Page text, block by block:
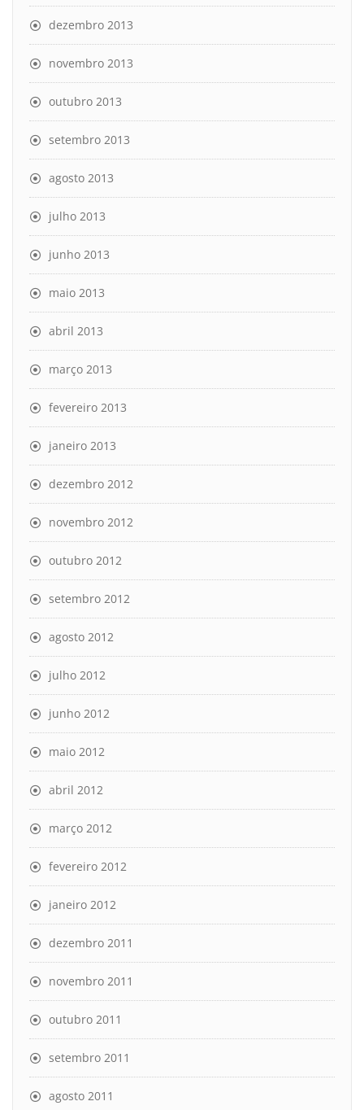
dezembro 2013
novembro 2013
outubro 2013
setembro 2013
agosto 2013
julho 2013
junho 2013
maio 2013
abril 2013
março 2013
fevereiro 2013
janeiro 2013
dezembro 2012
novembro 2012
outubro 2012
setembro 2012
agosto 2012
julho 2012
junho 2012
maio 2012
abril 2012
março 2012
fevereiro 2012
janeiro 2012
dezembro 2011
novembro 2011
outubro 2011
setembro 2011
agosto 2011